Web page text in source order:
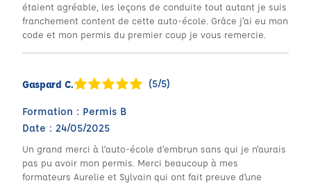
étaient agréable, les leçons de conduite tout autant je suis
franchement content de cette auto-école. Grâce j’ai eu mon
code et mon permis du premier coup je vous remercie.
Gaspard C. (5/5)
Formation : Permis B
Date : 24/05/2025
Un grand merci à l’auto-école d’embrun sans qui je n’aurais
pas pu avoir mon permis. Merci beaucoup à mes
formateurs Aurelie et Sylvain qui ont fait preuve d’une